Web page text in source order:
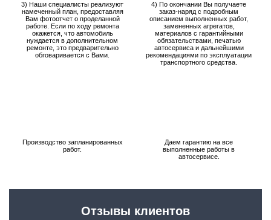
3) Наши специалисты реализуют
намеченный план, предоставляя
Вам фотоотчет о проделанной
работе. Если по ходу ремонта
окажется, что автомобиль
нуждается в дополнительном
ремонте, это предварительно
обговаривается с Вами.
4) По окончании Вы получаете
заказ-наряд с подробным
описанием выполненных работ,
замененных агрегатов,
материалов с гарантийными
обязательствами, печатью
автосервиса и дальнейшими
рекомендациями по эксплуатации
транспортного средства.
Производство запланированных
работ.
Даем гарантию на все
выполненные работы в
автосервисе.
Отзывы клиентов